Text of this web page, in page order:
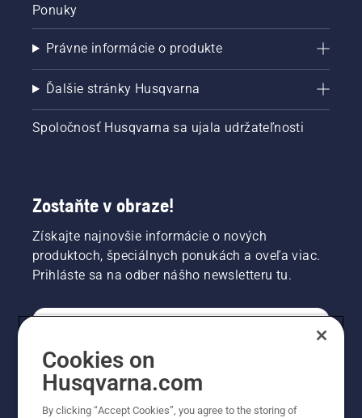
Ponuky
Právne informácie o produkte
Ďalšie stránky Husqvarna
Spoločnosť Husqvarna sa ujala udržateľnosti
Zostaňte v obraze!
Získajte najnovšie informácie o nových
produktoch, špeciálnych ponukách a oveľa viac.
Prihláste sa na odber nášho newsletteru tu.
PROFESIONÁLNE
Cookies on
Husqvarna.com
By clicking “Accept Cookies”, you agree to the storing of